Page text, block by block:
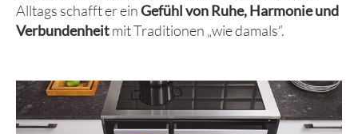
Alltags schafft er einGefühl von Ruhe, Harmonie und
Verbundenheitmit Traditionen „wie damals“.